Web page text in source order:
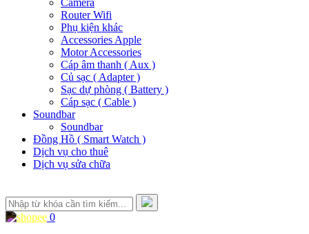
Camera
Router Wifi
Phụ kiện khác
Accessories Apple
Motor Accessories
Cáp âm thanh ( Aux )
Củ sạc ( Adapter )
Sạc dự phòng ( Battery )
Cáp sạc ( Cable )
Soundbar
Soundbar
Đồng Hồ ( Smart Watch )
Dịch vụ cho thuê
Dịch vụ sửa chữa
0